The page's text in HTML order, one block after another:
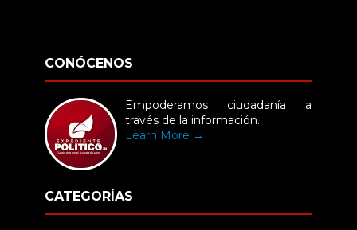
CONÓCENOS
Empoderamos ciudadanía a
través de la información.
Learn More →
CATEGORÍAS